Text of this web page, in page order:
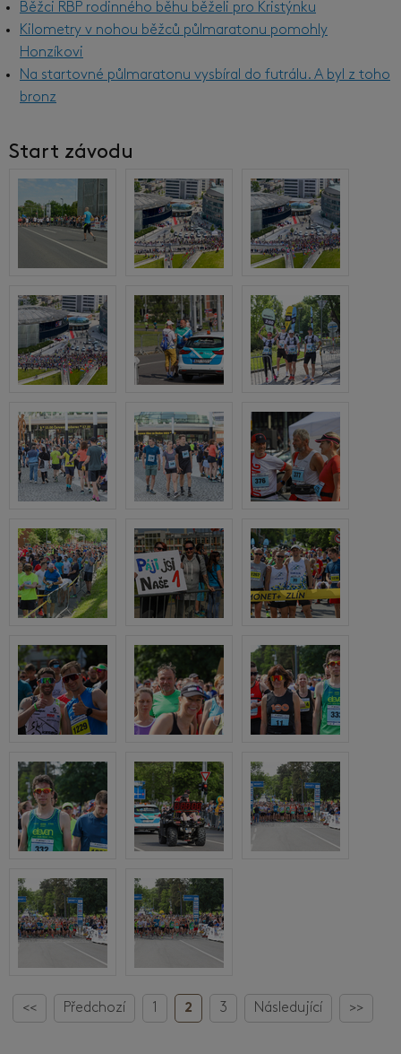
Běžci RBP rodinného běhu běželi pro Kristýnku
Kilometry v nohou běžců půlmaratonu pomohly
Honzíkovi
Na startovné půlmaratonu vysbíral do futrálu. A byl z toho
bronz
Start závodu
<< Předchozí 1 2 3 Následující >>